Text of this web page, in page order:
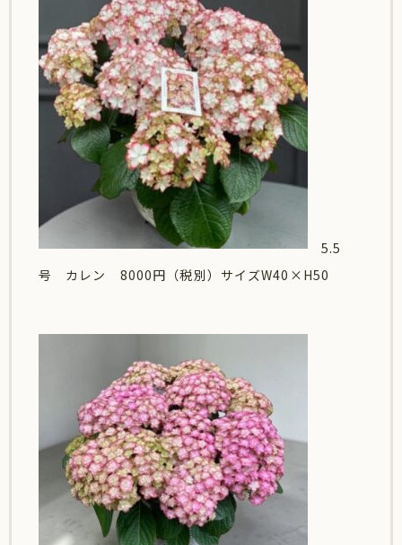
5.5
号 カレン 8000円（税別）サイズW40×H50